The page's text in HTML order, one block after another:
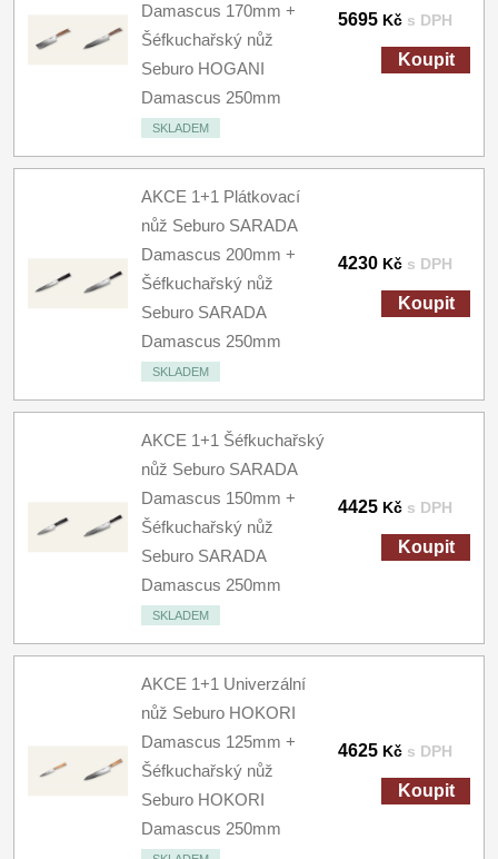
Damascus 170mm +
Šéfkuchařský nůž
Seburo HOGANI
Damascus 250mm
SKLADEM
5695 Kč s DPH
Koupit
AKCE 1+1 Plátkovací
nůž Seburo SARADA
Damascus 200mm +
Šéfkuchařský nůž
Seburo SARADA
Damascus 250mm
SKLADEM
4230 Kč s DPH
Koupit
AKCE 1+1 Šéfkuchařský
nůž Seburo SARADA
Damascus 150mm +
Šéfkuchařský nůž
Seburo SARADA
Damascus 250mm
SKLADEM
4425 Kč s DPH
Koupit
AKCE 1+1 Univerzální
nůž Seburo HOKORI
Damascus 125mm +
Šéfkuchařský nůž
Seburo HOKORI
Damascus 250mm
4625 Kč s DPH
Koupit